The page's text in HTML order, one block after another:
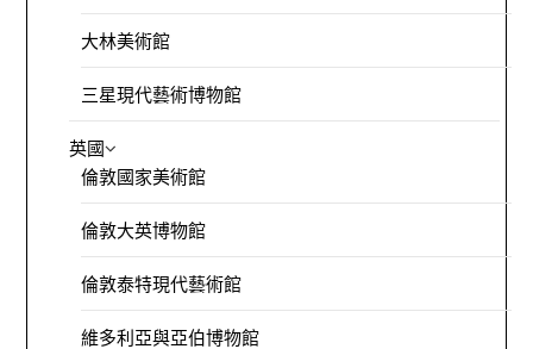
大林美術館
三星現代藝術博物館
英國
倫敦國家美術館
倫敦大英博物館
倫敦泰特現代藝術館
維多利亞與亞伯博物館